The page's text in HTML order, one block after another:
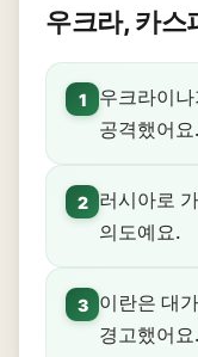
우크라, 카스
1
우크라이
공격했어요.
2
러시아로
의도예요.
3
이란은 대
경고했어요.